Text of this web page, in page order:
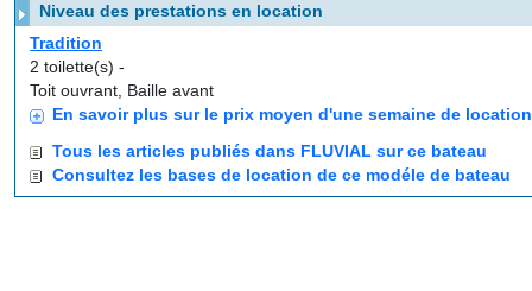
Niveau des prestations en location
Tradition
2 toilette(s) -
Toit ouvrant, Baille avant
En savoir plus sur le prix moyen d'une semaine de
Tous les articles publiés dans FLUVIAL sur ce bateau
Consultez les bases de location de ce modéle de bateau